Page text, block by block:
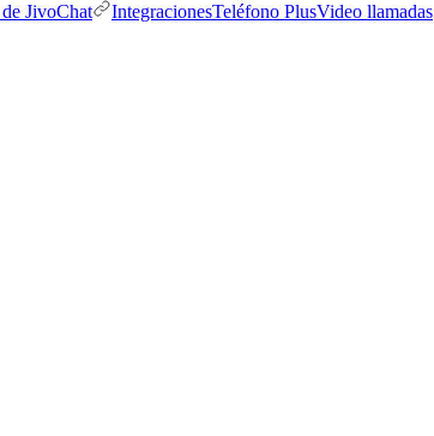
JivoChat IntegracionesTeléfono PlusVideo llamadas